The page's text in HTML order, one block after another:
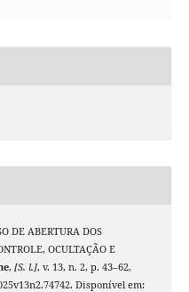
DE ABERTURA DOS
OCULTAÇÃO E
, [S. l.], v. 13, n. 2, p. 43–62,
Disponível em: